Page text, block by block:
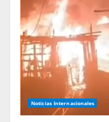
Noticias Internacionales